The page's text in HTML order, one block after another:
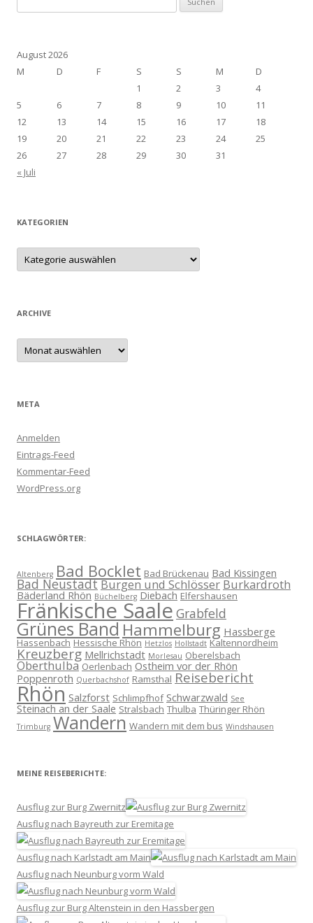
nach:
August 2026
M
D F S S M
D
1
2 3
4
5
6 7 8 9 10
11
12
13 14 15 16 17
18
19
20 21 22 23 24
25
26
27 28 29 30
31
« Juli
KATEGORIEN
Kategorien
ARCHIVE
Archive
META
Anmelden
Eintrags-Feed
Kommentar-Feed
WordPress.org
SCHLAGWÖRTER:
Altenberg Bad Bocklet Bad Brückenau Bad Kissingen
Bad NeustadtBurgen und Schlösser Burkardroth
Bäderland Rhön Büchelberg Diebach Elfershausen
Fränkische Saale Grabfeld
Grünes BandHammelburg Hassberge
Hassenbach Hessische Rhön Hetzlos Hollstadt Kaltennordheim
Kreuzberg Mellrichstadt Morlesau Oberelsbach
Oberthulba Oerlenbach Ostheim vor der Rhön
Poppenroth Querbachshof Ramsthal Reisebericht
Rhön Salzforst Schlimpfhof Schwarzwald See
Steinach an der Saale Stralsbach Thulba Thüringer Rhön
Trimburg Wandern Wandern mit dem bus Windshausen
MEINE REISEBERICHTE:
Ausflug zur Burg Zwernitz
Ausflug nach Bayreuth zur Eremitage
Ausflug nach Karlstadt am Main
Ausflug nach Neunburg vorm Wald
Ausflug zur Burg Altenstein in den Hassbergen